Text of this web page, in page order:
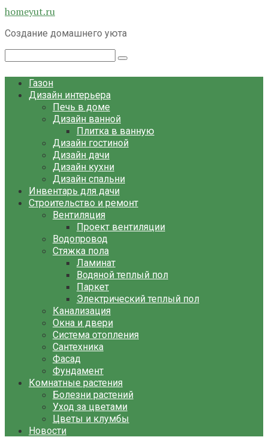
Перейти
контенту
homeyut.ru
Создание домашнего уюта
Газон
Дизайн интерьера
Печь в доме
Дизайн ванной
Плитка в ванную
Дизайн гостиной
Дизайн дачи
Дизайн кухни
Дизайн спальни
Инвентарь для дачи
Строительство и ремонт
Вентиляция
Проект вентиляции
Водопровод
Стяжка пола
Ламинат
Водяной теплый пол
Паркет
Электрический теплый пол
Канализация
Окна и двери
Система отопления
Сантехника
Фасад
Фундамент
Комнатные растения
Болезни растений
Уход за цветами
Цветы и клумбы
Новости